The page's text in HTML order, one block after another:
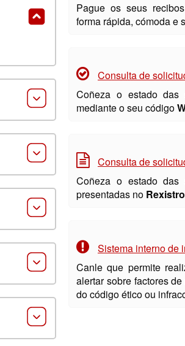
Pague os seus
forma rápida, cómoda e
Consulta de
Coñeza o estado das
mediante o seu código
Consulta de
Coñeza o estado das
presentadas no
Sistema interno de
Canle que permite
alertar sobre factores
do código ético ou